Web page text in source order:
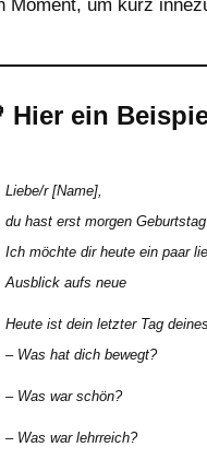
Moment, um kurz
Hier ein
Liebe/r [Name],
du hast erst morgen
Ich möchte dir heuteein paar
Ausblick aufs neue
Heute ist dein letzter Tag
– Was hat dich bewegt?
– Was war schön?
– Was war lehrreich?